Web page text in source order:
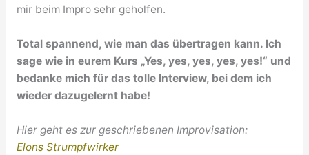
mir beim Impro sehr geholfen.
Total spannend, wie man das übertragen kann. Ich
sage wie in eurem Kurs „Yes, yes, yes, yes, yes!“ und
bedanke mich für das tolle Interview, bei dem ich
wieder dazugelernt habe!
Hier geht es zur geschriebenen Improvisation:
Elons Strumpfwirker